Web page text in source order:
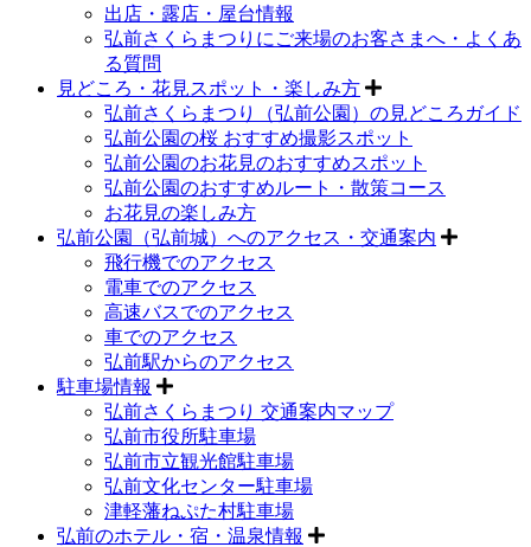
出店・露店・屋台情報
弘前さくらまつりにご来場のお客さまへ・よくあ
る質問
見どころ・花見スポット・楽しみ方
弘前さくらまつり（弘前公園）の見どころガイド
弘前公園の桜 おすすめ撮影スポット
弘前公園のお花見のおすすめスポット
弘前公園のおすすめルート・散策コース
お花見の楽しみ方
弘前公園（弘前城）へのアクセス・交通案内
飛行機でのアクセス
電車でのアクセス
高速バスでのアクセス
車でのアクセス
弘前駅からのアクセス
駐車場情報
弘前さくらまつり 交通案内マップ
弘前市役所駐車場
弘前市立観光館駐車場
弘前文化センター駐車場
津軽藩ねぷた村駐車場
弘前のホテル・宿・温泉情報